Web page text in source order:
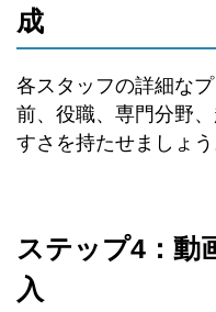
成
各スタッフの詳細な
前、役職、専門分野
すさを持たせましょう
ステップ4：動
入